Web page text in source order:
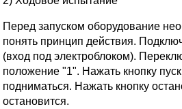
Перед запуском оборудование
понять принцип действия.
(вход под электроблоком).
положение "1". Нажать кнопку
подниматься. Нажать кнопку
остановится.